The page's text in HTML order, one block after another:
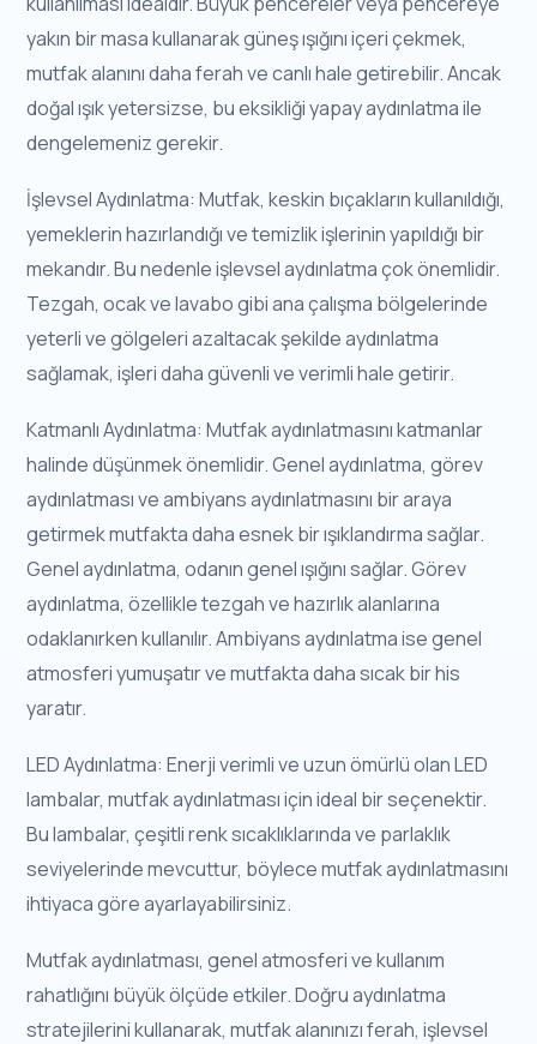
yakın bir masa kullanarak güneş ışığını içeri çekmek,
mutfak alanını daha ferah ve canlı hale getirebilir. Ancak
doğal ışık yetersizse, bu eksikliği yapay aydınlatma ile
dengelemeniz gerekir.
İşlevsel Aydınlatma: Mutfak, keskin bıçakların kullanıldığı,
yemeklerin hazırlandığı ve temizlik işlerinin yapıldığı bir
mekandır. Bu nedenle işlevsel aydınlatma çok önemlidir.
Tezgah, ocak ve lavabo gibi ana çalışma bölgelerinde
yeterli ve gölgeleri azaltacak şekilde aydınlatma
sağlamak, işleri daha güvenli ve verimli hale getirir.
Katmanlı Aydınlatma: Mutfak aydınlatmasını katmanlar
halinde düşünmek önemlidir. Genel aydınlatma, görev
aydınlatması ve ambiyans aydınlatmasını bir araya
getirmek mutfakta daha esnek bir ışıklandırma sağlar.
Genel aydınlatma, odanın genel ışığını sağlar. Görev
aydınlatma, özellikle tezgah ve hazırlık alanlarına
odaklanırken kullanılır. Ambiyans aydınlatma ise genel
atmosferi yumuşatır ve mutfakta daha sıcak bir his
yaratır.
LED Aydınlatma: Enerji verimli ve uzun ömürlü olan LED
lambalar, mutfak aydınlatması için ideal bir seçenektir.
Bu lambalar, çeşitli renk sıcaklıklarında ve parlaklık
seviyelerinde mevcuttur, böylece mutfak aydınlatmasını
ihtiyaca göre ayarlayabilirsiniz.
Mutfak aydınlatması, genel atmosferi ve kullanım
rahatlığını büyük ölçüde etkiler. Doğru aydınlatma
stratejilerini kullanarak, mutfak alanınızı ferah, işlevsel